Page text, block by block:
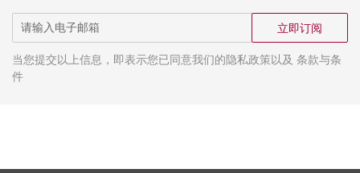
立即订阅
当您提交以上信息，即表示您已同意我们的隐私政策以及 条款与条
件